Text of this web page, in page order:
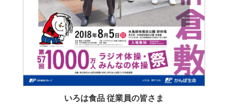
いろは食品 従業員の皆さま